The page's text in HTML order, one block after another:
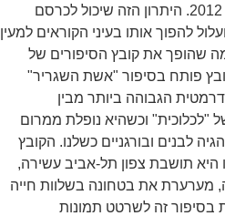
יותר לבעיות הבוערות של קיץ 2012. היתרון הזה שיכול לכרסם
להפוך אותו בעיני הקוראים למעין
שהופך את קובץ הסיפורים של
פותח בסיפור "אשת השגריר"
הגבוהה ביותר מבין
"לכלוכית" וכשהיא נופלת ממרום
לבנים ובורגניים כשלנו. הקובץ
היא תושבת צפון תל-אביב עשירה,
מערערת את בטחונה בשלוות חייה
בסיפור זה לשרטט תמונות